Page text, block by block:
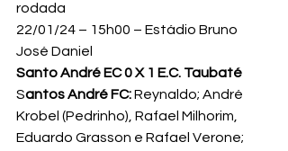
rodada
22/01/24 – 15h00 – Estádio Bruno
José Daniel
Santo André EC 0 X 1 E.C. Taubaté
Santos André FC: Reynaldo; André
Krobel (Pedrinho), Rafael Milhorim,
Eduardo Grasson e Rafael Verone;